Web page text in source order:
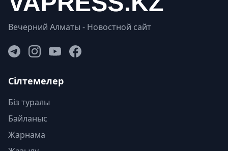
Вечерний Алматы - Новостной сайт
Сілтемелер
Біз туралы
Байланыс
Жарнама